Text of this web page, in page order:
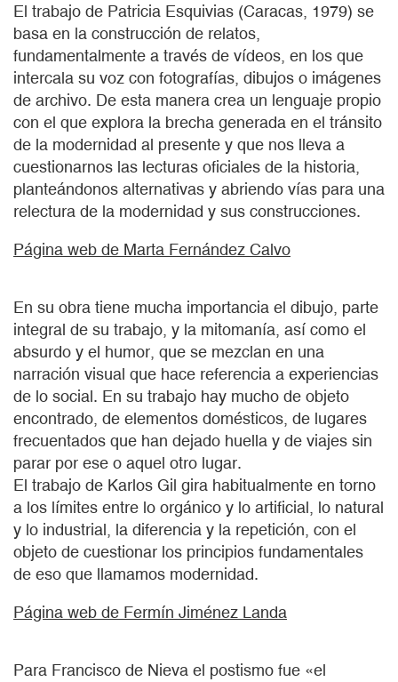
El trabajo de Patricia Esquivias (Caracas, 1979) se
basa en la construcción de relatos,
fundamentalmente a través de vídeos, en los que
intercala su voz con fotografías, dibujos o imágenes
de archivo. De esta manera crea un lenguaje propio
con el que explora la brecha generada en el tránsito
de la modernidad al presente y que nos lleva a
cuestionarnos las lecturas oficiales de la historia,
planteándonos alternativas y abriendo vías para una
relectura de la modernidad y sus construcciones.
Página web de Marta Fernández Calvo
En su obra tiene mucha importancia el dibujo, parte
integral de su trabajo, y la mitomanía, así como el
absurdo y el humor, que se mezclan en una
narración visual que hace referencia a experiencias
de lo social. En su trabajo hay mucho de objeto
encontrado, de elementos domésticos, de lugares
frecuentados que han dejado huella y de viajes sin
parar por ese o aquel otro lugar.
El trabajo de Karlos Gil gira habitualmente en torno
a los límites entre lo orgánico y lo artificial, lo natural
y lo industrial, la diferencia y la repetición, con el
objeto de cuestionar los principios fundamentales
de eso que llamamos modernidad.
Página web de Fermín Jiménez Landa
Para Francisco de Nieva el postismo fue «el